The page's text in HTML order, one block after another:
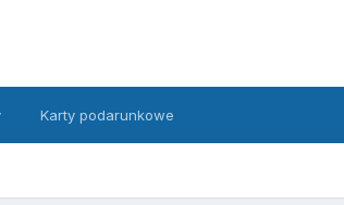
Karty podarunkowe